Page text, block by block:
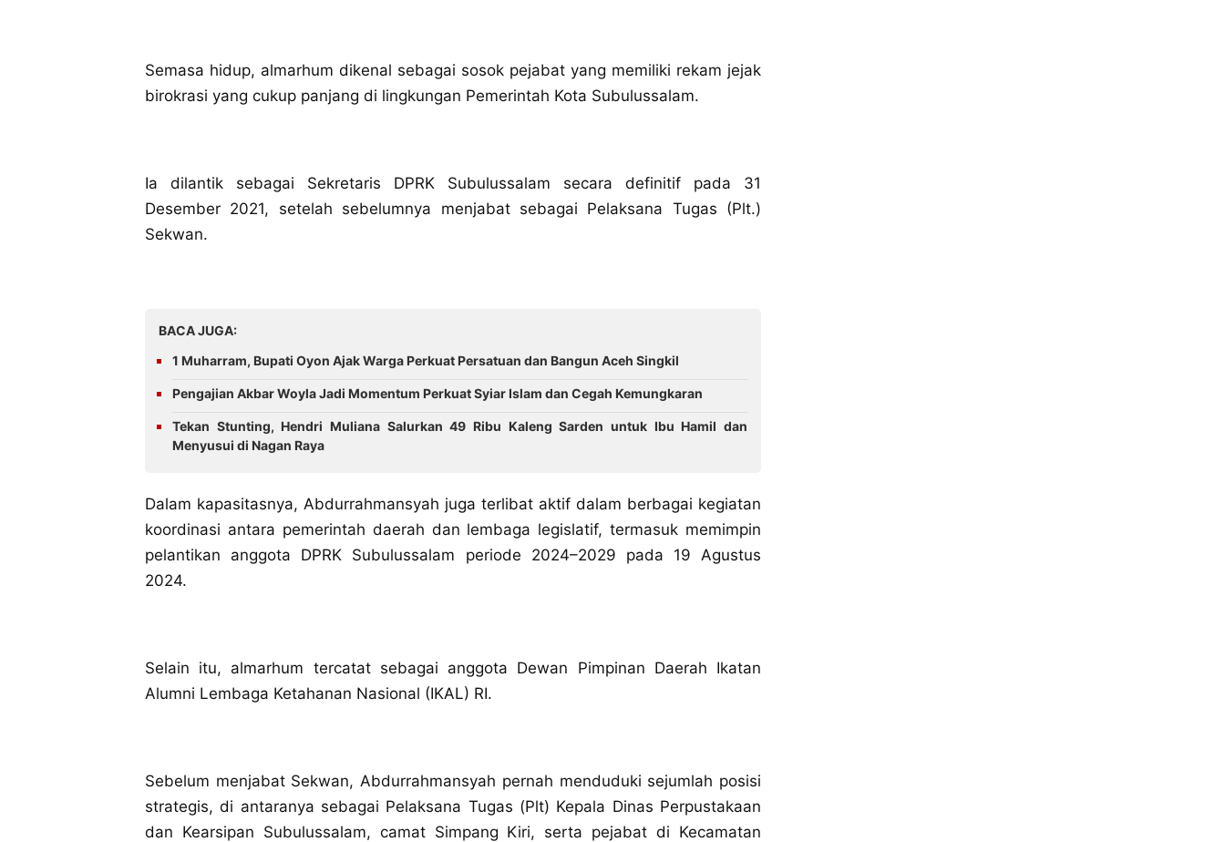
‎Semasa hidup, almarhum dikenal sebagai sosok pejabat yang memiliki rekam jejak
birokrasi yang cukup panjang di lingkungan Pemerintah Kota Subulussalam.
‎Ia dilantik sebagai Sekretaris DPRK Subulussalam secara definitif pada 31
Desember 2021, setelah sebelumnya menjabat sebagai Pelaksana Tugas (Plt.)
Sekwan.
BACA JUGA:
1 Muharram, Bupati Oyon Ajak Warga Perkuat Persatuan dan Bangun Aceh Singkil
Pengajian Akbar Woyla Jadi Momentum Perkuat Syiar Islam dan Cegah Kemungkaran
Tekan Stunting, Hendri Muliana Salurkan 49 Ribu Kaleng Sarden untuk Ibu Hamil dan
Menyusui di Nagan Raya
‎Dalam kapasitasnya, Abdurrahmansyah juga terlibat aktif dalam berbagai kegiatan
koordinasi antara pemerintah daerah dan lembaga legislatif, termasuk memimpin
pelantikan anggota DPRK Subulussalam periode 2024–2029 pada 19 Agustus
2024.
‎Selain itu, almarhum tercatat sebagai anggota Dewan Pimpinan Daerah Ikatan
Alumni Lembaga Ketahanan Nasional (IKAL) RI.
‎Sebelum menjabat Sekwan, Abdurrahmansyah pernah menduduki sejumlah posisi
strategis, di antaranya sebagai Pelaksana Tugas (Plt) Kepala Dinas Perpustakaan
dan Kearsipan Subulussalam, camat Simpang Kiri, serta pejabat di Kecamatan